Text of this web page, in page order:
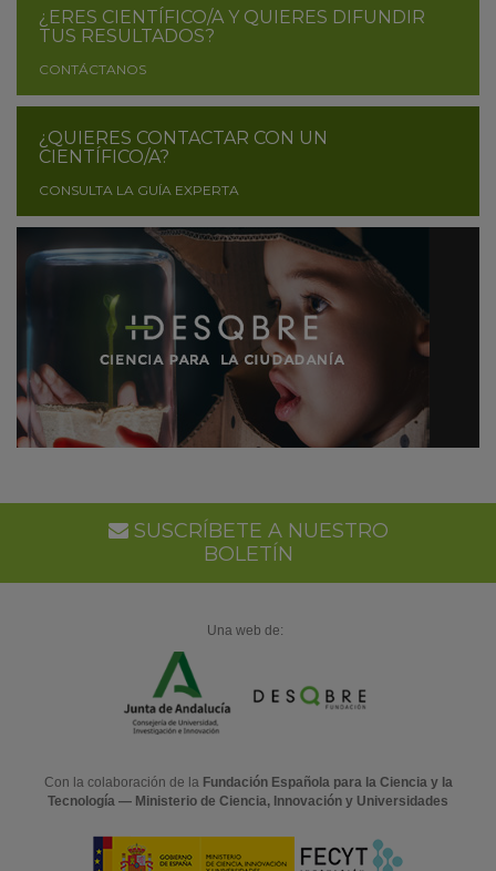
¿ERES CIENTÍFICO/A Y QUIERES DIFUNDIR
TUS RESULTADOS?
CONTÁCTANOS
¿QUIERES CONTACTAR CON UN
CIENTÍFICO/A?
CONSULTA LA GUÍA EXPERTA
SUSCRÍBETE A NUESTRO
BOLETÍN
Una web de:
Con la colaboración de la Fundación Española para la Ciencia y la
Tecnología — Ministerio de Ciencia, Innovación y Universidades